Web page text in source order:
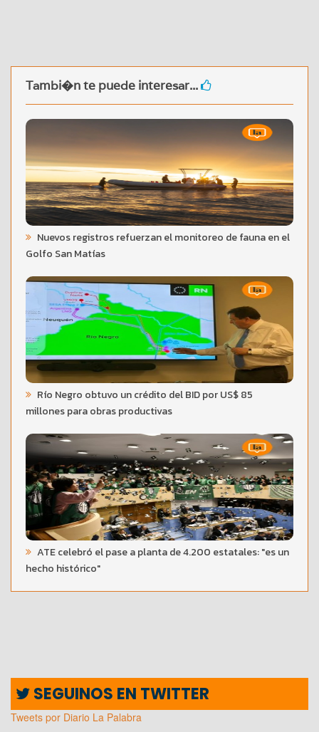
Tambi�n te puede interesar...
Nuevos registros refuerzan el monitoreo de fauna en el
Golfo San Matías
Río Negro obtuvo un crédito del BID por US$ 85
millones para obras productivas
ATE celebró el pase a planta de 4.200 estatales: "es un
hecho histórico"
SEGUINOS EN TWITTER
Tweets por Diario La Palabra